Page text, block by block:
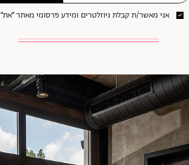
אני מאשר/ת קבלת ניוזלטרים ומידע פרסומי מאתר ״את״